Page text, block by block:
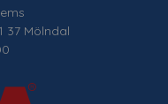
37 Mölndal